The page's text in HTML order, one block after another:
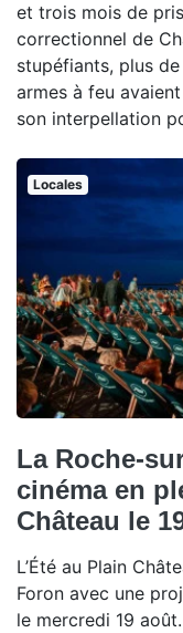
et trois mois de
correctionnel de
stupéfiants, plus
armes à feu
son interpellation
Locales
La Roche-
cinéma en
Château le
L’Été au Plain
Foron avec une
le mercredi 19